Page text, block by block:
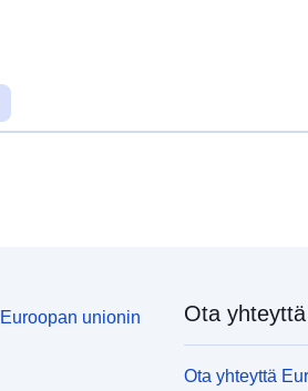
Euroopan unionin
Ota yhteyttä
Ota yhteyttä